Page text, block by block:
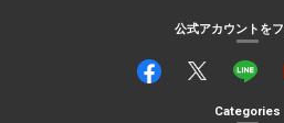
公式アカウントを
Categories